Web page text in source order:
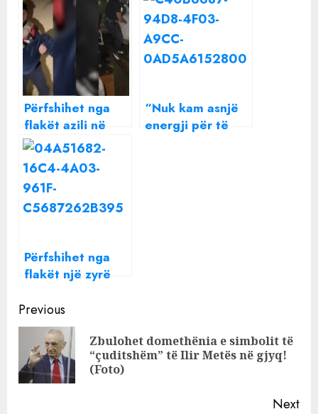
Përfshihet nga
flakët azili në
Tiranë, të
moshuarit
bllokohen
brenda, 4 të
lënduar
“Nuk kam asnjë
energji për të
Përfshihet nga
flakët një zyrë
Continue
Reading
Previous
Zbulohet domethënia e simbolit të
“çuditshëm” të Ilir Metës në gjyq!
(Foto)
Next